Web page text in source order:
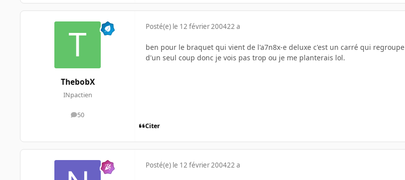
ThebobX
INpactien
50
messages
Posté(e) le 12 février 200422 a
ben pour le braquet qui vient de l'a7n8x-e deluxe c'est un carré qui
d'un seul coup donc je vois pas trop ou je me planterais lol.
Citer
Posté(e) le 12 février 200422 a